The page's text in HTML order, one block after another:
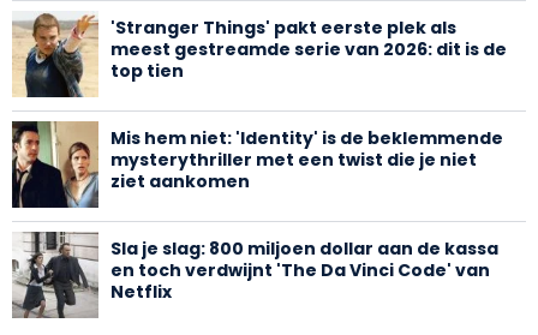
'Stranger Things' pakt eerste plek als
meest gestreamde serie van 2026: dit is de
top tien
Mis hem niet: 'Identity' is de beklemmende
mysterythriller met een twist die je niet
ziet aankomen
Sla je slag: 800 miljoen dollar aan de kassa
en toch verdwijnt 'The Da Vinci Code' van
Netflix